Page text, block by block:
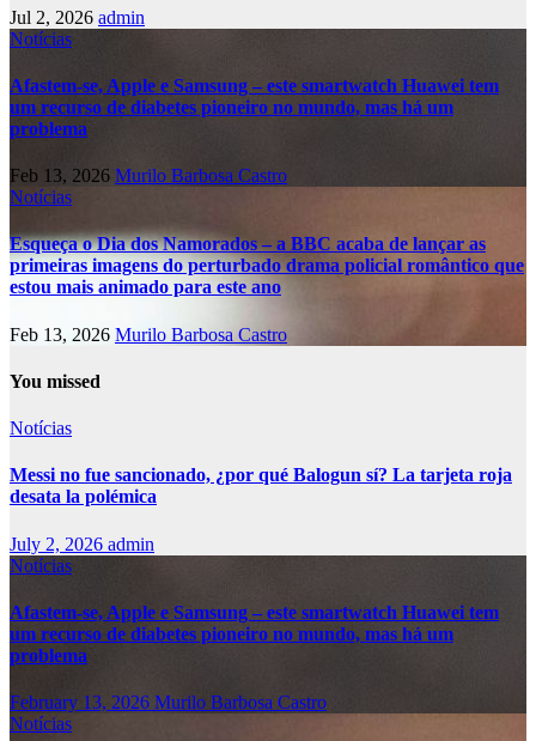
Jul 2, 2026 admin
Notícias
Afastem-se, Apple e Samsung – este smartwatch Huawei tem
um recurso de diabetes pioneiro no mundo, mas há um
problema
Feb 13, 2026 Murilo Barbosa Castro
Notícias
Esqueça o Dia dos Namorados – a BBC acaba de lançar as
primeiras imagens do perturbado drama policial romântico que
estou mais animado para este ano
Feb 13, 2026 Murilo Barbosa Castro
You missed
Notícias
Messi no fue sancionado, ¿por qué Balogun sí? La tarjeta roja
desata la polémica
July 2, 2026 admin
Notícias
Afastem-se, Apple e Samsung – este smartwatch Huawei tem
um recurso de diabetes pioneiro no mundo, mas há um
problema
February 13, 2026 Murilo Barbosa Castro
Notícias